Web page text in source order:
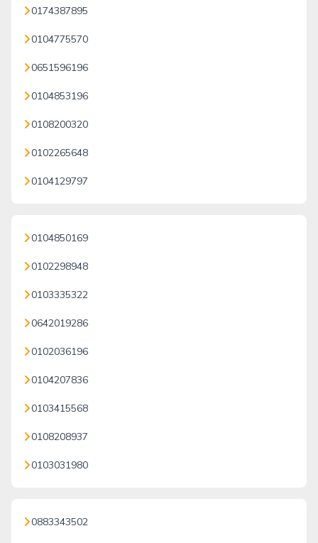
0174387895
0104775570
0651596196
0104853196
0108200320
0102265648
0104129797
0104850169
0102298948
0103335322
0642019286
0102036196
0104207836
0103415568
0108208937
0103031980
0883343502